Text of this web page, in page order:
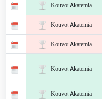
Kouvot Akatemia
Kouvot Akatemia
Kouvot Akatemia
Kouvot Akatemia
Kouvot Akatemia